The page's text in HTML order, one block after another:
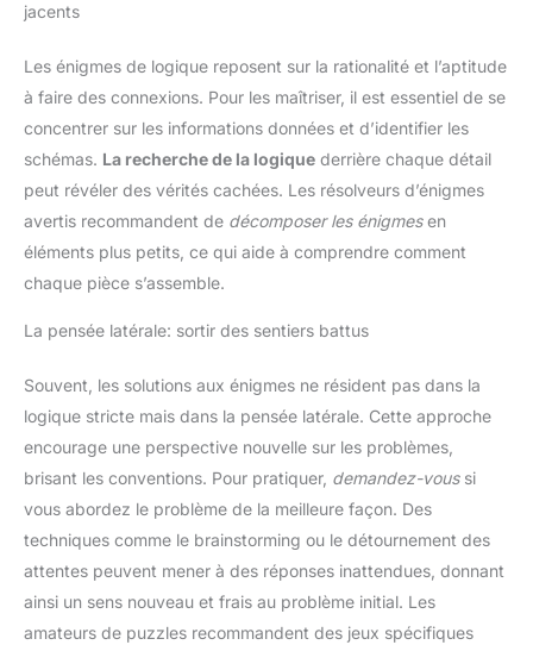
jacents
Les énigmes de logique reposent sur la rationalité et l’aptitude
à faire des connexions. Pour les maîtriser, il est essentiel de se
concentrer sur les informations données et d’identifier les
schémas. La recherche de la logique derrière chaque détail
peut révéler des vérités cachées. Les résolveurs d’énigmes
avertis recommandent de décomposer les énigmesen
éléments plus petits, ce qui aide à comprendre comment
chaque pièce s’assemble.
La pensée latérale: sortir des sentiers battus
Souvent, les solutions aux énigmes ne résident pas dans la
logique stricte mais dans la pensée latérale. Cette approche
encourage une perspective nouvelle sur les problèmes,
brisant les conventions. Pour pratiquer, demandez-voussi
vous abordez le problème de la meilleure façon. Des
techniques comme le brainstorming ou le détournement des
attentes peuvent mener à des réponses inattendues, donnant
ainsi un sens nouveau et frais au problème initial. Les
amateurs de puzzles recommandent des jeux spécifiques